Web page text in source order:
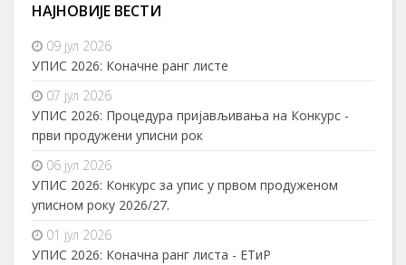
НАЈНОВИЈЕ ВЕСТИ
09 јул 2026
УПИС 2026: Коначне ранг листе
07 јул 2026
УПИС 2026: Процедура пријављивања на Конкурс -
први продужени уписни рок
06 јул 2026
УПИС 2026: Конкурс за упис у првом продуженом
уписном року 2026/27.
01 јул 2026
УПИС 2026: Коначна ранг листа - ЕТиР